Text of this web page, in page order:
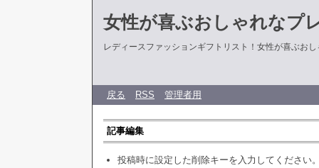
女性が喜ぶおしゃれなプ
レディースファッションギフトリスト！女性が喜ぶお
戻る RSS 管理者用
記事編集
投稿時に設定した削除キーを入力してください